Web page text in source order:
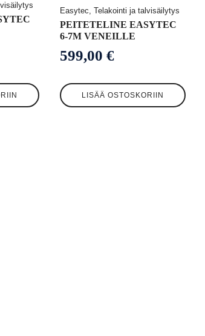
Easytec, Telakointi ja talvisäilytys
PEITETELINE EASYTEC
6-7M VENEILLE
599,00 €
LISÄÄ OSTOSKORIIN